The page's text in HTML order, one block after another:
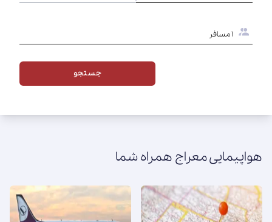
۱مسافر
جستجو
هواپیمایی معراج همراه شما